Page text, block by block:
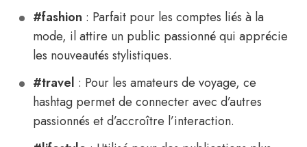
#fashion : Parfait pour les comptes liés à la
mode, il attire un public passionné qui apprécie
les nouveautés stylistiques.
#travel : Pour les amateurs de voyage, ce
hashtag permet de connecter avec d’autres
passionnés et d’accroître l’interaction.